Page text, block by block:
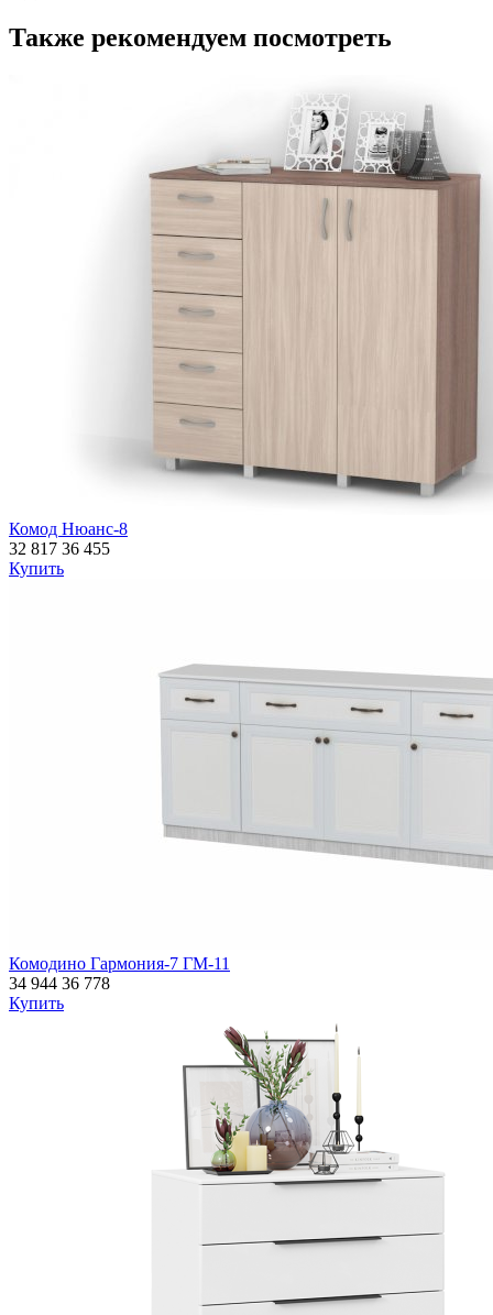
Также рекомендуем посмотреть
Комод Нюанс-8
32 817 36 455
Купить
Комодино Гармония-7 ГМ-11
34 944 36 778
Купить